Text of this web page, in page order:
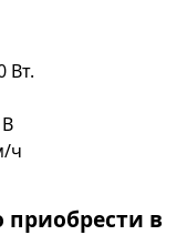
Вт.
ч
в